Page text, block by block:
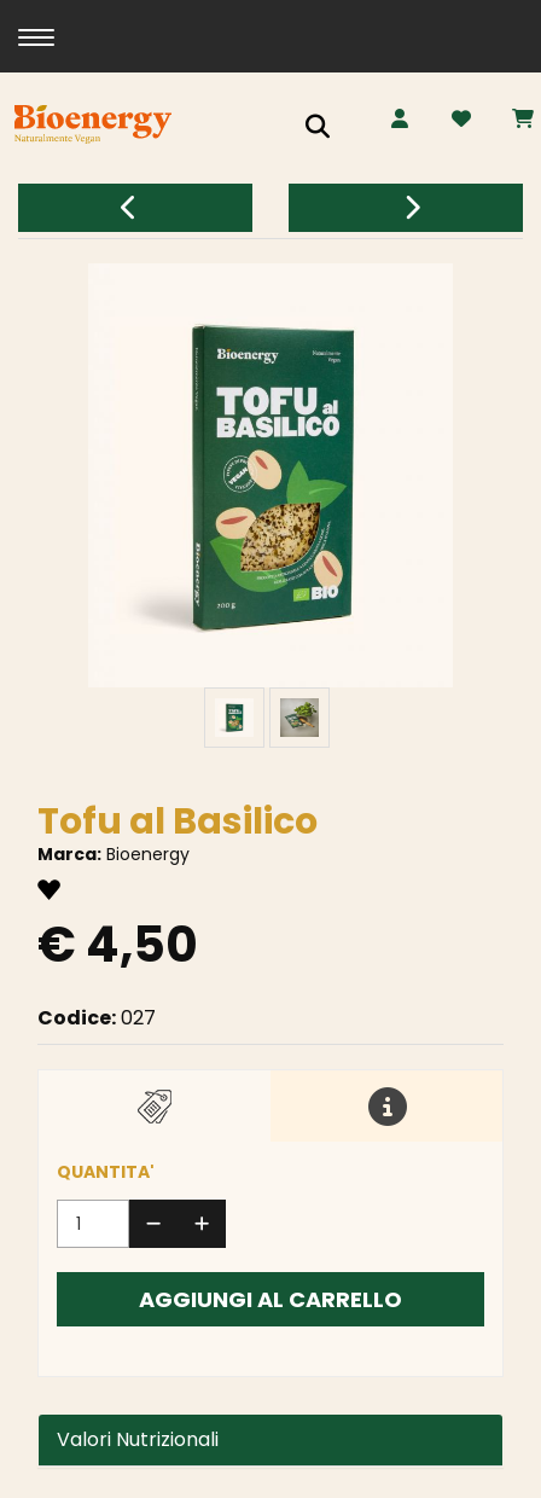
Toggle navigation
Ricerca
Tofu al Basilico
Marca: Bioenergy
€ 4,50
Codice:027
QUANTITA'
AGGIUNGI AL CARRELLO
Valori Nutrizionali